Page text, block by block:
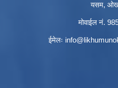
यसम,
मोवाईल नं.
ईमेलः